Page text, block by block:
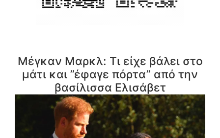
Μέγκαν Μαρκλ: Τι είχε βάλει στο
μάτι και ”έφαγε πόρτα” από την
βασίλισσα Ελισάβετ